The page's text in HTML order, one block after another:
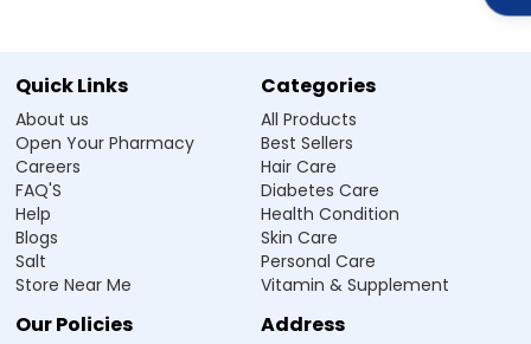
References
https://cdscoonline.gov.in/CDSCO/Drugs
https://dl.icdst.org/pdfs/files3/3997cb34b4619c4c7d47a4f01
20f3b49.pdf
https://www.scielo.br/j/jped/a/pKPFtLMX4jNH6tTtrqNwb4r/?
https://pdf.hres.ca/dpd_pm/00047608.PDF
ca.cms.sandoz.com/sites/default/files/Media%20Document
Quick Links
About us
Open Your Pharmacy
Careers
FAQ'S
Help
Blogs
Salt
Store Near Me
Categories
All Products
Best Sellers
Hair Care
Diabetes Care
Health Condition
Skin Care
Personal Care
Vitamin & Supplement
Our Policies Address